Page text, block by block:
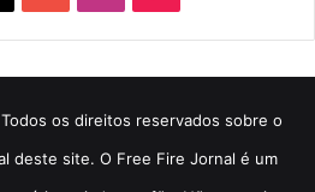
os direitos reservados sobre o
deste site. O Free Fire Jornal é um